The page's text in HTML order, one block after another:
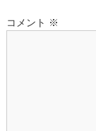
シ
コメント ※